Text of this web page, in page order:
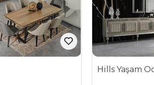
Hills Yaşam